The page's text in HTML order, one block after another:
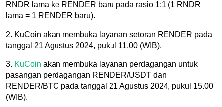
RNDR lama ke RENDER baru pada rasio 1:1 (1 RNDR
lama = 1 RENDER baru).
2. KuCoin akan membuka layanan setoran RENDER pada
tanggal 21 Agustus 2024, pukul 11.00 (WIB).
3. KuCoin akan membuka layanan perdagangan untuk
pasangan perdagangan RENDER/USDT dan
RENDER/BTC pada tanggal 21 Agustus 2024, pukul 15.00
(WIB).